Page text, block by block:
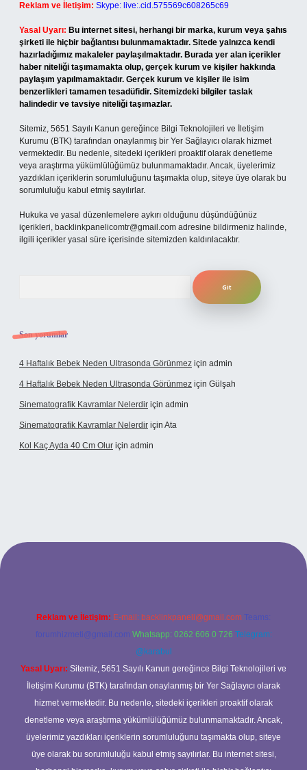
Reklam ve İletişim: Skype: live:.cid.575569c608265c69
Yasal Uyarı: Bu internet sitesi, herhangi bir marka, kurum veya şahıs
şirketi ile hiçbir bağlantısı bulunmamaktadır. Sitede yalnızca kendi
hazırladığımız makaleler paylaşılmaktadır. Burada yer alan içerikler
haber niteliği taşımamakta olup, gerçek kurum ve kişiler hakkında
paylaşım yapılmamaktadır. Gerçek kurum ve kişiler ile isim
benzerlikleri tamamen tesadüfidir. Sitemizdeki bilgiler taslak
halindedir ve tavsiye niteliği taşımazlar.
Sitemiz, 5651 Sayılı Kanun gereğince Bilgi Teknolojileri ve İletişim
Kurumu (BTK) tarafından onaylanmış bir Yer Sağlayıcı olarak hizmet
vermektedir. Bu nedenle, sitedeki içerikleri proaktif olarak denetleme
veya araştırma yükümlülüğümüz bulunmamaktadır. Ancak, üyelerimiz
yazdıkları içeriklerin sorumluluğunu taşımakta olup, siteye üye olarak bu
sorumluluğu kabul etmiş sayılırlar.
Hukuka ve yasal düzenlemelere aykırı olduğunu düşündüğünüz
içerikleri, backlinkpanelicomtr@gmail.com adresine bildirmeniz halinde,
ilgili içerikler yasal süre içerisinde sitemizden kaldırılacaktır.
Son yorumlar
4 Haftalık Bebek Neden Ultrasonda Görünmez için admin
4 Haftalık Bebek Neden Ultrasonda Görünmez için Gülşah
Sinematografik Kavramlar Nelerdir için admin
Sinematografik Kavramlar Nelerdir için Ata
Kol Kaç Ayda 40 Cm Olur için admin
betci.co
Reklam ve İletişim: E-mail: backlinkpaneli@gmail.com Teams:
forumhizmeti@gmail.com Whatsapp: 0262 606 0 726 Telegram:
@karabul
Yasal Uyarı: Sitemiz, 5651 Sayılı Kanun gereğince Bilgi Teknolojileri ve
İletişim Kurumu (BTK) tarafından onaylanmış bir Yer Sağlayıcı olarak
hizmet vermektedir. Bu nedenle, sitedeki içerikleri proaktif olarak
denetleme veya araştırma yükümlülüğümüz bulunmamaktadır. Ancak,
üyelerimiz yazdıkları içeriklerin sorumluluğunu taşımakta olup, siteye
üye olarak bu sorumluluğu kabul etmiş sayılırlar. Bu internet sitesi,